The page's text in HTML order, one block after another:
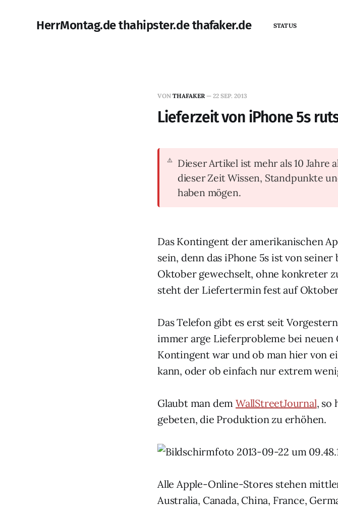
HerrMontag.de thahipster.de thafaker.de STATUS
VON THAFAKER — 22 SEP. 2013
Lieferzeit von iPhone 5s
Dieser Artikel ist mehr als 10 Jahre
dieser Zeit Wissen, Standpunkte
haben mögen.
Das Kontingent der amerikanischen
sein, denn das iPhone 5s ist von
Oktober gewechselt, ohne konkreter
steht der Liefertermin fest auf
Das Telefon gibt es erst seit
immer arge Lieferprobleme bei neuen
Kontingent war und ob man hier von
kann, oder ob einfach nur extrem
Glaubt man demWallStreetJournal, so
gebeten, die Produktion zu erhöhen.
Alle Apple-Online-Stores stehen
Australia, Canada, China, France,